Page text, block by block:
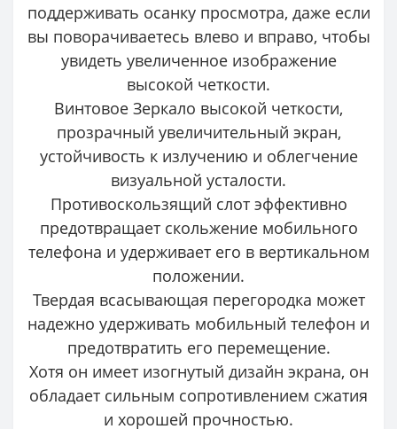
поддерживать осанку просмотра, даже если
вы поворачиваетесь влево и вправо, чтобы
увидеть увеличенное изображение
высокой четкости.
Винтовое Зеркало высокой четкости,
прозрачный увеличительный экран,
устойчивость к излучению и облегчение
визуальной усталости.
Противоскользящий слот эффективно
предотвращает скольжение мобильного
телефона и удерживает его в вертикальном
положении.
Твердая всасывающая перегородка может
надежно удерживать мобильный телефон и
предотвратить его перемещение.
Хотя он имеет изогнутый дизайн экрана, он
обладает сильным сопротивлением сжатия
и хорошей прочностью.